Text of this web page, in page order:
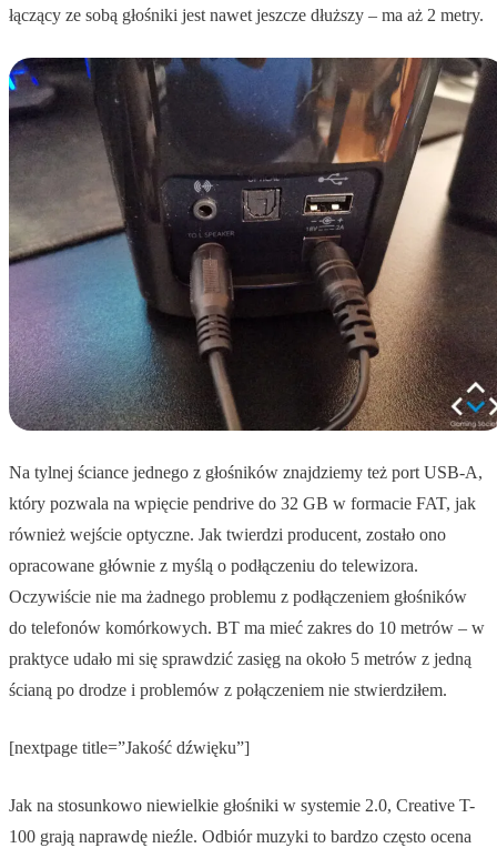
łączący ze sobą głośniki jest nawet jeszcze dłuższy – ma aż 2 metry.
Na tylnej ściance jednego z głośników znajdziemy też port USB-A,
który pozwala na wpięcie pendrive do 32 GB w formacie FAT, jak
również wejście optyczne. Jak twierdzi producent, zostało ono
opracowane głównie z myślą o podłączeniu do telewizora.
Oczywiście nie ma żadnego problemu z podłączeniem głośników
do telefonów komórkowych. BT ma mieć zakres do 10 metrów – w
praktyce udało mi się sprawdzić zasięg na około 5 metrów z jedną
ścianą po drodze i problemów z połączeniem nie stwierdziłem.
[nextpage title=”Jakość dźwięku”]
Jak na stosunkowo niewielkie głośniki w systemie 2.0, Creative T-
100 grają naprawdę nieźle. Odbiór muzyki to bardzo często ocena